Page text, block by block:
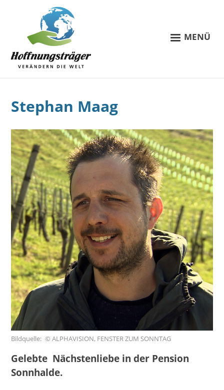
MENÜ
Stephan Maag
Bildquelle © ALPHAVISION, FENSTER ZUM SONNTAG
Gelebte Nächstenliebe in der Pension
Sonnhalde.